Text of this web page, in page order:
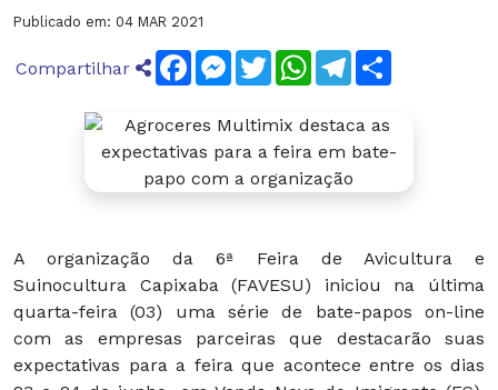
Publicado em: 04 MAR 2021
Compartilhar FacebookMessenger
TwitterWhatsApp
Telegram
A organização da 6ª Feira de Avicultura e
Suinocultura Capixaba (FAVESU) iniciou na última
quarta-feira (03) uma série de bate-papos on-line
com as empresas parceiras que destacarão suas
expectativas para a feira que acontece entre os dias